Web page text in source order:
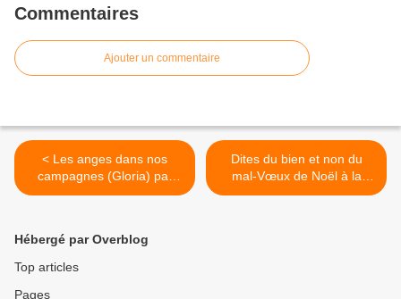
Commentaires
Ajouter un commentaire
< Les anges dans nos
campagnes (Gloria) par
Glorious.
Dites du bien et non du
mal-Vœux de Noël à la
Curie romaine. >
Hébergé par Overblog
Top articles
Pages